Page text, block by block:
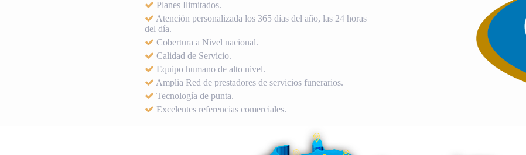
Planes Ilimitados.
Atención personalizada los 365 días del año, las 24 horas
del día.
Cobertura a Nivel nacional.
Calidad de Servicio.
Equipo humano de alto nivel.
Amplia Red de prestadores de servicios funerarios.
Tecnología de punta.
Excelentes referencias comerciales.